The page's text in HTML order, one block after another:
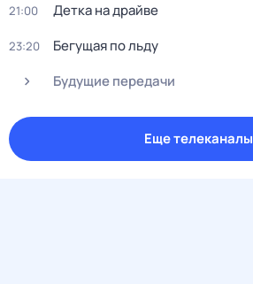
21:00 Детка на драйве
23:20
Бегущая по льду
Будущие передачи
Еще телеканалы